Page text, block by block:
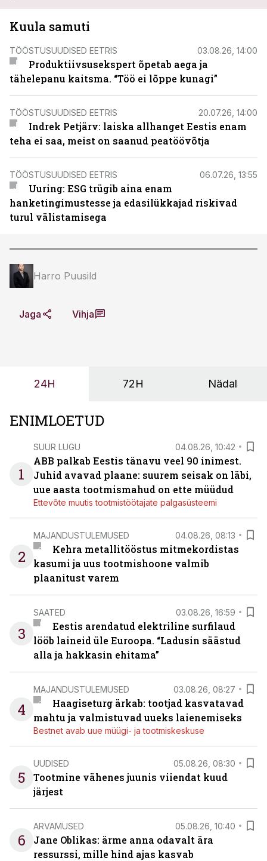
Kuula samuti
TÖÖSTUSUUDISED EETRIS 03.08.26, 14:00
Produktiivsusekspert õpetab aega ja
tähelepanu kaitsma. “Töö ei lõppe kunagi”
TÖÖSTUSUUDISED EETRIS 20.07.26, 14:00
Indrek Petjärv: laiska allhanget Eestis enam
teha ei saa, meist on saanud peatöövõtja
TÖÖSTUSUUDISED EETRIS 06.07.26, 13:55
Uuring: ESG trügib aina enam
hanketingimustesse ja edasilükkajad riskivad
turul välistamisega
Harro Puusild
Jaga Vihja
24H 72H Nädal
ENIMLOETUD
1
SUUR LUGU 04.08.26, 10:42
ABB palkab Eestis tänavu veel 90 inimest.
Juhid avavad plaane: suurem seisak on läbi,
uue aasta tootmismahud on ette müüdud
Ettevõte muutis tootmistöötajate palgasüsteemi
2
MAJANDUSTULEMUSED 04.08.26, 08:13
Kehra metallitööstus mitmekordistas
kasumi ja uus tootmishoone valmib
plaanitust varem
3
SAATED 03.08.26, 16:59
Eestis arendatud elektriline surfilaud
lööb laineid üle Euroopa. “Ladusin säästud
alla ja hakkasin ehitama”
4
MAJANDUSTULEMUSED 03.08.26, 08:27
Haagiseturg ärkab: tootjad kasvatavad
mahtu ja valmistuvad uueks laienemiseks
Bestnet avab uue müügi- ja tootmiskeskuse
5
UUDISED 05.08.26, 08:30
Tootmine vähenes juunis viiendat kuud
järjest
6
ARVAMUSED 05.08.26, 10:40
Jane Oblikas: ärme anna odavalt ära
ressurssi, mille hind ajas kasvab